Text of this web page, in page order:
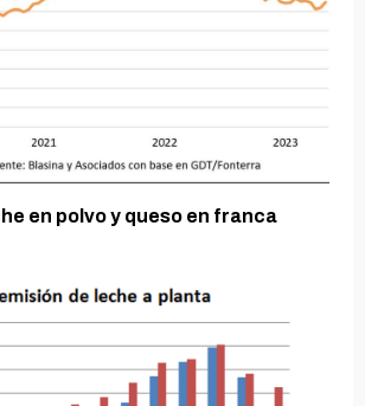
en polvo y queso en franca